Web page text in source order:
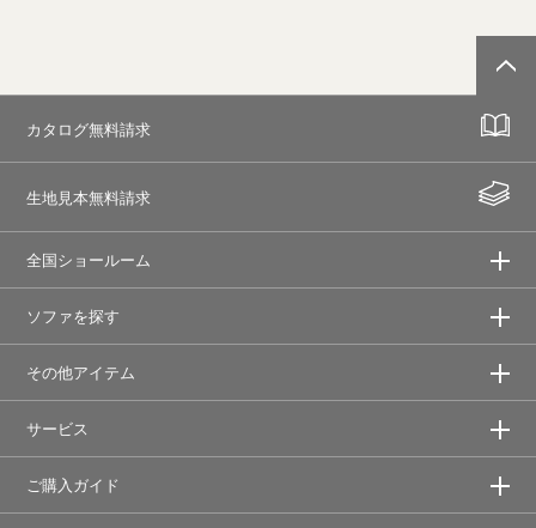
カタログ無料請求
生地見本無料請求
全国ショールーム
ソファを探す
その他アイテム
サービス
ご購入ガイド